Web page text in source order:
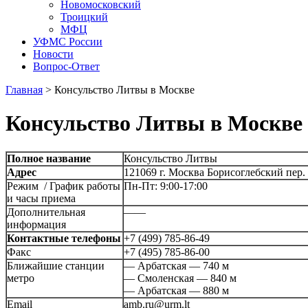
Новомосковский
Троицкий
МФЦ
УФМС России
Новости
Вопрос-Ответ
Главная > Консульство Литвы в Москве
Консульство Литвы в Москве
Полное название
Консульство Литвы
Адрес
121069 г. Москва Борисоглебский пер.
Режим / График работы
и часы приема
Пн-Пт: 9:00-17:00
Дополнительная
информация
——
Контактные телефоны +7 (499) 785-86-49
Факс
+7 (495) 785-86-00
Ближайшие станции
метро
— Арбатская — 740 м
— Смоленская — 840 м
— Арбатская — 880 м
Email
amb.ru@urm.lt